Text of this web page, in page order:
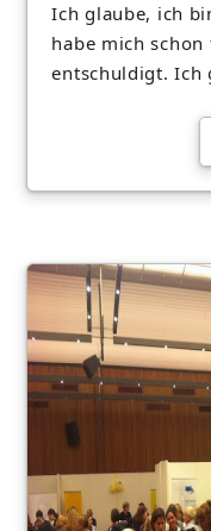
Ich glaube, ich
habe mich schon
entschuldigt. Ich